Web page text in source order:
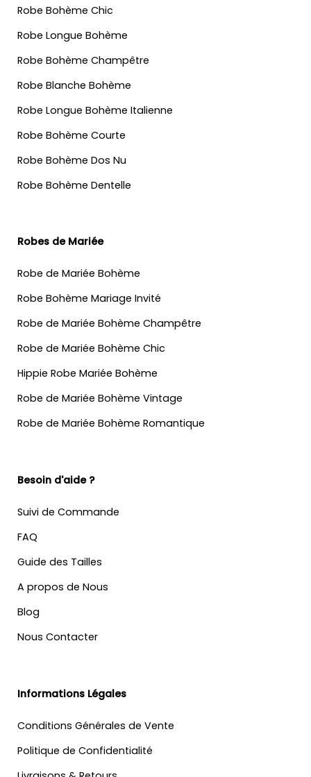
Robe Bohème Chic
Robe Longue Bohème
Robe Bohème Champêtre
Robe Blanche Bohème
Robe Longue Bohème Italienne
Robe Bohème Courte
Robe Bohème Dos Nu
Robe Bohème Dentelle
Robes de Mariée
Robe de Mariée Bohème
Robe Bohème Mariage Invité
Robe de Mariée Bohème Champêtre
Robe de Mariée Bohème Chic
Hippie Robe Mariée Bohème
Robe de Mariée Bohème Vintage
Robe de Mariée Bohème Romantique
Besoin d'aide ?
Suivi de Commande
FAQ
Guide des Tailles
A propos de Nous
Blog
Nous Contacter
Informations Légales
Conditions Générales de Vente
Politique de Confidentialité